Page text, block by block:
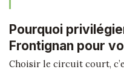
Pourquoi
Frontignan pour
Choisir le circuit court,